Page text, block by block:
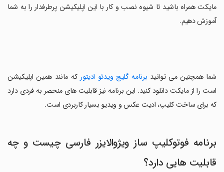
مایکت همراه باشید تا شیوه نصب و کار با این اپلیکیشن پرطرفدار را به شما
آموزش دهیم.
شما همچنین می توانید برنامه گلیچ ویدئو ادیتورکه مانند همین اپلیکیشن
است را از مایکت دانلود کنید. این برنامه نیز قابلیت های منحصر به فردی دارد
که برای ساخت کلیپ، ادیت عکس و ویديو بسیار کاربردی است.
برنامه فوتوکلیپ ساز ویژوالایزر فارسی چیست و چه
قابلیت هایی دارد؟